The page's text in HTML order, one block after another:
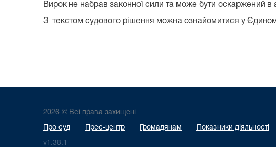
Вирок не набрав законної сили та може бути оскаржений в
З текстом судового рішення можна ознайомитися у
2026 © Всі права захищені
Про суд Прес-центр Громадянам Показники діяльності
v1.38.1